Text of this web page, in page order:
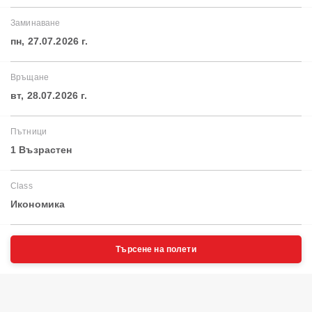
Заминаване
пн, 27.07.2026 г.
Връщане
вт, 28.07.2026 г.
Пътници
1 Възрастен
Class
Икономика
Търсене на полети